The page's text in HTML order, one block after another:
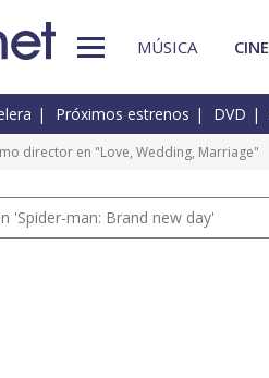
MÚSICA CINE
Próximos estrenos DVD
director en "Love, Wedding, Marriage"
'Spider-man: Brand new day'